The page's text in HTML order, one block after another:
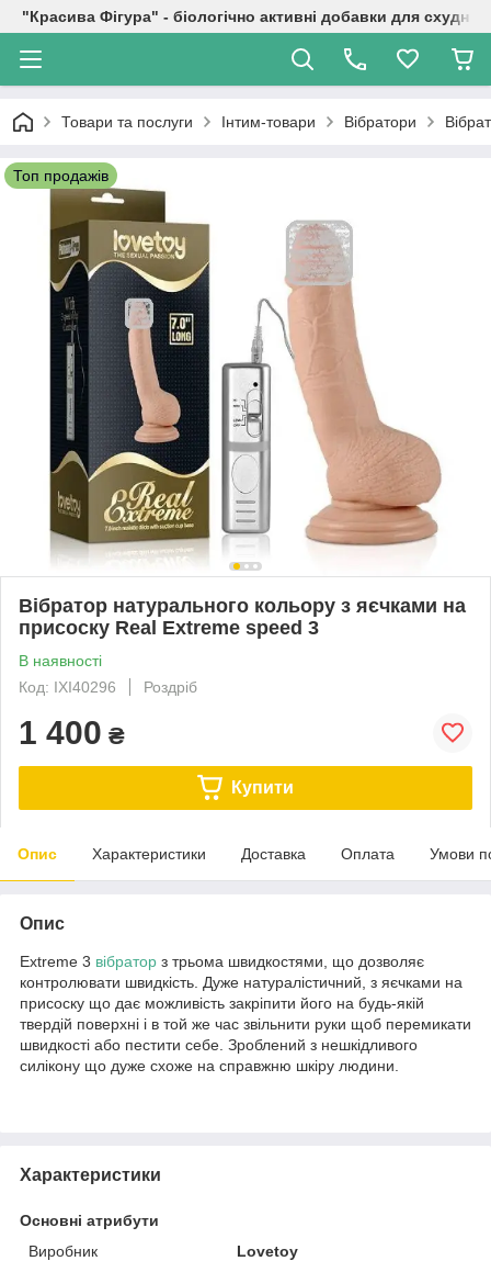
"Красива Фігура" - біологічно активні добавки для
Товари та послуги Інтим-товари Вібратори
Топ продажів
Вібратор натурального кольору з яєчками на
присоску Real Extreme speed 3
В наявності
Код: IXI40296
Роздріб
1 400 ₴
Купити
Опис Характеристики Доставка Оплата Умови
Опис
Extreme 3 вібратор з трьома швидкостями, що дозволяє
контролювати швидкість. Дуже натуралістичний, з яєчками на
присоску що дає можливість закріпити його на будь-якій
твердій поверхні і в той же час звільнити руки щоб перемикати
швидкості або пестити себе. Зроблений з нешкідливого
силікону що дуже схоже на справжню шкіру людини.
Характеристики
Основні атрибути
Виробник
Lovetoy